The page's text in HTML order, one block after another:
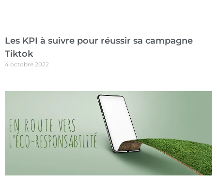
Les KPI à suivre pour réussir sa campagne
Tiktok
4 octobre 2022